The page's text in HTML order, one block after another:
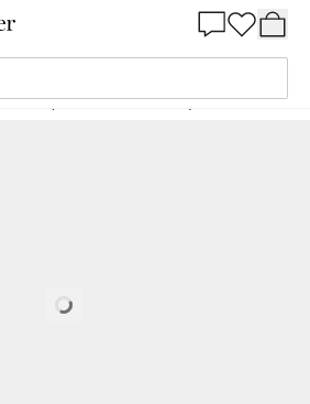
Boråstapeter Linen Ash Grey - 4321
Loading…